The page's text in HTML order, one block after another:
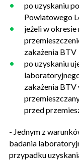
po uzyskaniu
Powiatowego
jeżeli w okresie
zakażenia BTV
po uzyskaniu
zakażenia
przed
- Jednym z
badania
przypadku